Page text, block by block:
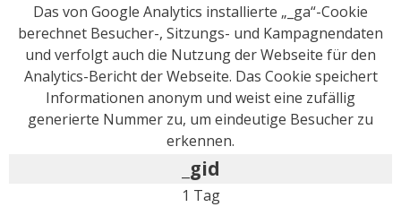
Das von Google Analytics installierte „_ga“-Cookie
berechnet Besucher-, Sitzungs- und Kampagnendaten
und verfolgt auch die Nutzung der Webseite für den
Analytics-Bericht der Webseite. Das Cookie speichert
Informationen anonym und weist eine zufällig
generierte Nummer zu, um eindeutige Besucher zu
erkennen.
_gid
1 Tag